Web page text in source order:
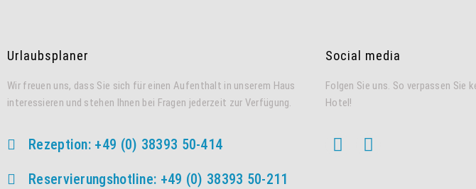
Urlaubsplaner
Wir freuen uns, dass Sie sich für einen Aufenthalt in unserem Haus
interessieren und stehen Ihnen bei Fragen jederzeit zur Verfügung.
Rezeption: +49 (0) 38393 50-414
Reservierungshotline: +49 (0) 38393 50-211
Social media
Folgen Sie uns. So verpassen Sie
Hotel!